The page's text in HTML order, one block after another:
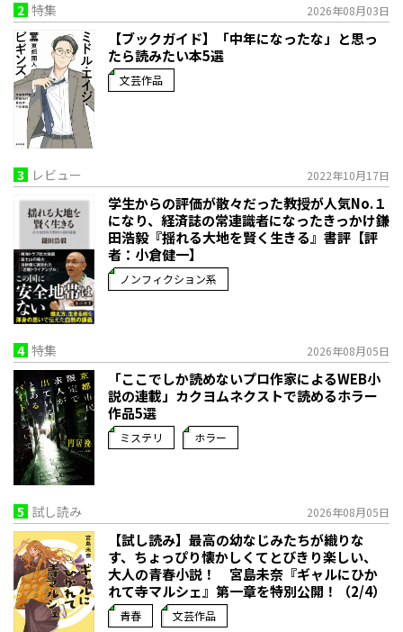
2 特集 2026年08月03日
【ブックガイド】「中年になったな」と思っ
たら読みたい本5選
文芸作品
3 レビュー 2022年10月17日
学生からの評価が散々だった教授が人気No.１
になり、経済誌の常連識者になったきっかけ――鎌
田浩毅『揺れる大地を賢く生きる』書評【評
者：小倉健一】
ノンフィクション系
4 特集 2026年08月05日
「ここでしか読めないプロ作家によるWEB小
説の連載」――カクヨムネクストで読めるホラー
作品5選
ミステリ ホラー
5 試し読み 2026年08月05日
【試し読み】最高の幼なじみたちが織りな
す、ちょっぴり懐かしくてとびきり楽しい、
大人の青春小説！ 宮島未奈『ギャルにひか
れて寺マルシェ』第一章を特別公開！（2/4）
青春 文芸作品